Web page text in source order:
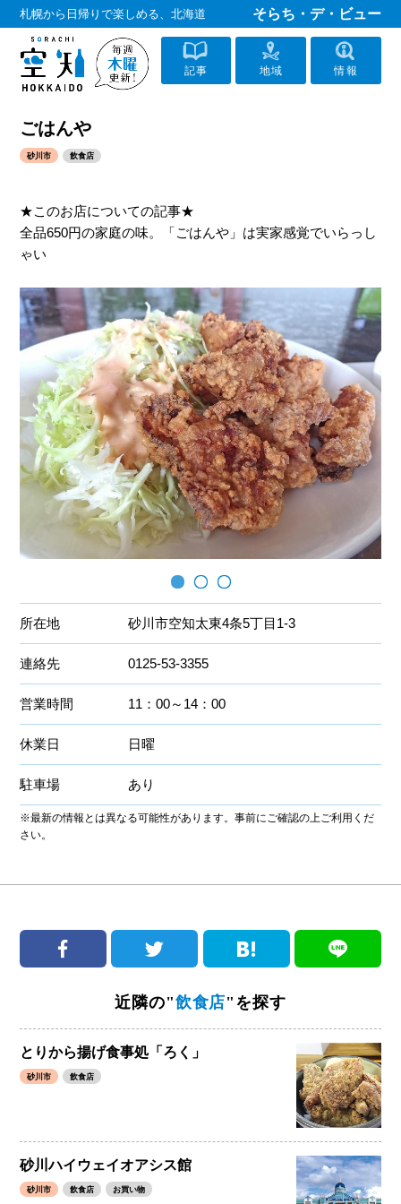
札幌から日帰りで楽しめる、北海道 そらち・デ・ビュー
記事 地域 情報
ごはんや
砂川市 飲食店
★このお店についての記事★
全品650円の家庭の味。「ごはんや」は実家感覚でいらっし
ゃい
所在地 砂川市空知太東4条5丁目1-3
連絡先 0125-53-3355
営業時間 11：00～14：00
休業日 日曜
駐車場 あり
※最新の情報とは異なる可能性があります。事前にご確認の上ご利用くだ
さい。
近隣の"飲食店"を探す
とりから揚げ食事処「ろく」
砂川市 飲食店
砂川ハイウェイオアシス館
砂川市 飲食店 お買い物